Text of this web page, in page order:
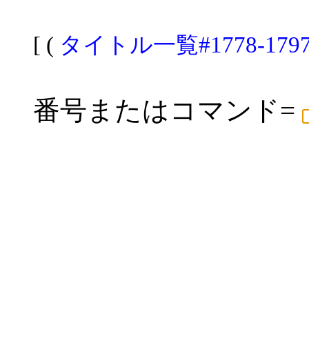
[ ( タイトル一覧#1778-
番号またはコマンド=